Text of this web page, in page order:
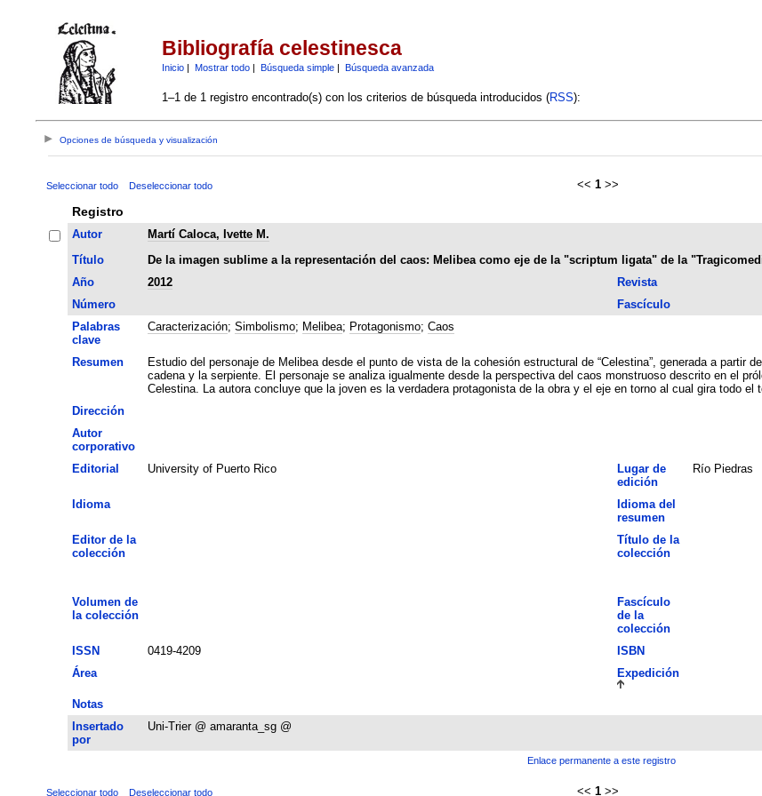
Bibliografía celestinesca
Inicio| Mostrar todo| Búsqueda simple| Búsqueda avanzada
1–1 de 1 registro encontrado(s) con los criterios de búsqueda introducidos (RSS):
Opciones de búsqueda y visualización
Seleccionar todo Deseleccionar todo << 1 >>
Registro
Autor
Martí Caloca, Ivette M.
Título
De la imagen sublime a la representación del caos: Melibea como eje de la "scriptum ligata" de la
Año
2012 Revista
Número
Fascículo
Palabras
clave
Caracterización; Simbolismo; Melibea; Protagonismo; Caos
Resumen
Estudio del personaje de Melibea desde el punto de vista de la cohesión estructural de “Celestina”, generada a partir
cadena y la serpiente. El personaje se analiza igualmente desde la perspectiva del caos monstruoso descrito en el
Celestina. La autora concluye que la joven es la verdadera protagonista de la obra y el eje en torno al cual gira todo el
Dirección
Autor
corporativo
Editorial University of Puerto Rico
Lugar de
edición
Río Piedras
Idioma
Idioma del
resumen
Editor de la
colección
Título de la
colección
Volumen de
la colección
Fascículo
de la
colección
ISSN 0419-4209 ISBN
Área
Expedición
Notas
Insertado
por
Uni-Trier @ amaranta_sg @
Enlace permanente a este registro
Seleccionar todo Deseleccionar todo << 1 >>